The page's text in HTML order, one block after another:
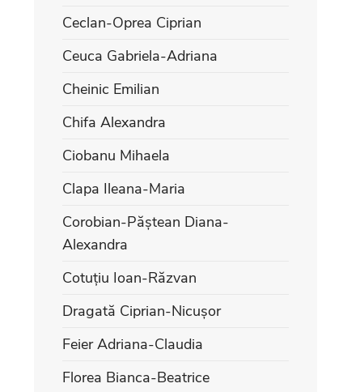
Ceclan-Oprea Ciprian
Ceuca Gabriela-Adriana
Cheinic Emilian
Chifa Alexandra
Ciobanu Mihaela
Clapa Ileana-Maria
Corobian-Păștean Diana-
Alexandra
Cotuțiu Ioan-Răzvan
Dragată Ciprian-Nicușor
Feier Adriana-Claudia
Florea Bianca-Beatrice